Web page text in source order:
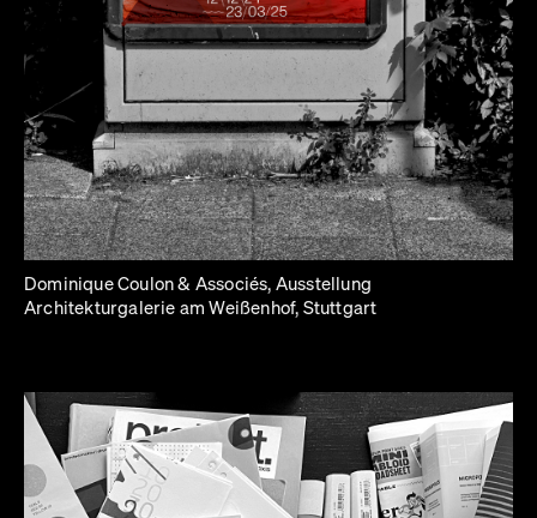
Dominique Coulon & Associés, Ausstellung
Architekturgalerie am Weißenhof, Stuttgart